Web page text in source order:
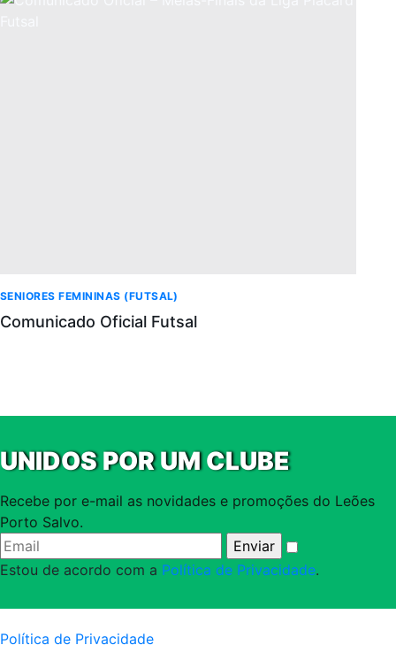
SENIORES FEMININAS (FUTSAL)
Comunicado Oficial Futsal
UNIDOS POR UM CLUBE
Recebe por e-mail as novidades e promoções do Leões
Porto Salvo.
Estou de acordo com a Política de Privacidade.
Política de Privacidade